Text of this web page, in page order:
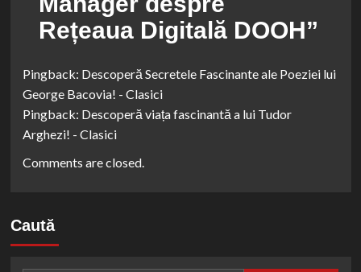
Rețeaua Digitală DOOH”
Pingback: Descoperă Secretele Fascinante ale Poeziei lui
George Bacovia! - Clasici
Pingback: Descoperă viața fascinantă a lui Tudor
Arghezi! - Clasici
Comments are closed.
Caută